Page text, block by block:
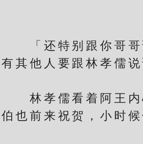
「还特别跟你哥哥
有其他人要跟林孝儒
林孝儒看着阿王内
伯也前来祝贺，小时